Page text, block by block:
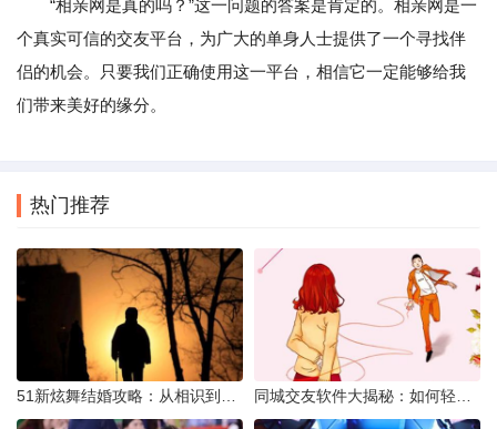
“相亲网是真的吗？”这一问题的答案是肯定的。相亲网是一
个真实可信的交友平台，为广大的单身人士提供了一个寻找伴
侣的机会。只要我们正确使用这一平台，相信它一定能够给我
们带来美好的缘分。
热门推荐